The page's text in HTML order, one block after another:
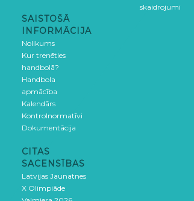
SAISTOŠĀ
INFORMĀCIJA
Nolikums
Kur trenēties
handbolā?
Handbola
apmācība
Kalendārs
Kontrolnormatīvi
Dokumentācija
CITAS
SACENSĪBAS
Latvijas Jaunatnes
X Olimpiāde
skaidrojumi